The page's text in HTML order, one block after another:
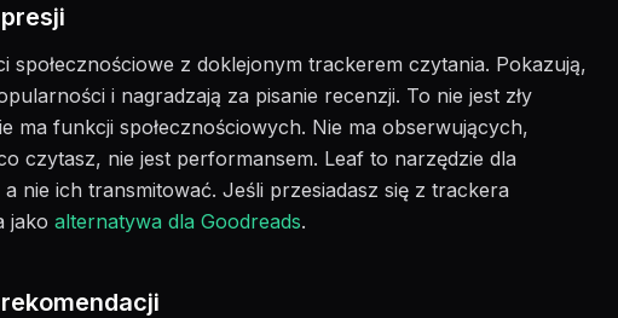
społecznościowe z doklejonym trackerem czytania. Pokazują,
i nagradzają za pisanie recenzji. To nie jest zły
ma funkcji społecznościowych. Nie ma obserwujących,
czytasz, nie jest performansem. Leaf to narzędzie dla
nie ich transmitować. Jeśli przesiadasz się z trackera
jako alternatywa dla Goodreads.